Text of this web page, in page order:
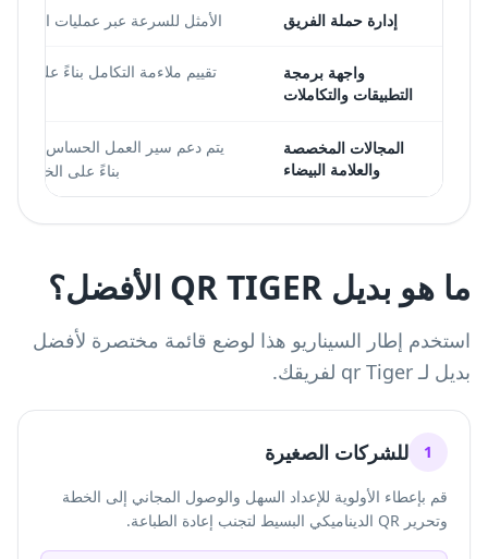
إدارة حملة الفريق الأمثل للسرعة عبر عمليات الحملة
واجهة برمجة
التطبيقات والتكاملات
تقييم ملاءمة التكامل بناءً على
المجالات المخصصة
والعلامة البيضاء
يتم دعم سير العمل الحساس للعلامة
بناءً على الخطة
ما هو بديل QR TIGER الأفضل؟
استخدم إطار السيناريو هذا لوضع قائمة مختصرة لأفضل
بديل لـ qr Tiger لفريقك.
1 للشركات الصغيرة
قم بإعطاء الأولوية للإعداد السهل والوصول المجاني إلى الخطة
وتحرير QR الديناميكي البسيط لتجنب إعادة الطباعة.